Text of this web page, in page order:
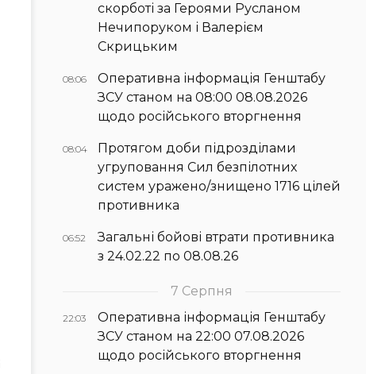
скорботі за Героями Русланом
Нечипоруком і Валерієм
Скрицьким
08:06
Оперативна інформація Генштабу
ЗСУ станом на 08:00 08.08.2026
щодо російського вторгнення
08:04
Протягом доби підрозділами
угруповання Сил безпілотних
систем уражено/знищено 1716 цілей
противника
06:52
Загальні бойові втрати противника
з 24.02.22 по 08.08.26
7 Серпня
22:03
Оперативна інформація Генштабу
ЗСУ станом на 22:00 07.08.2026
щодо російського вторгнення